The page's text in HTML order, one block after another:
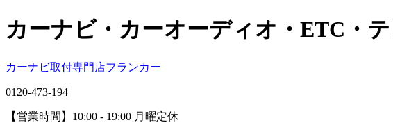
カーナビ・カーオーディオ・ETC・
カーナビ取付専⾨店フランカー
0120-473-194
【営業時間】 10:00 - 19:00 月曜定休